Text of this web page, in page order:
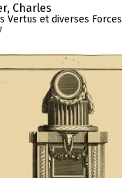
Charles
Vertus et diverses Forces